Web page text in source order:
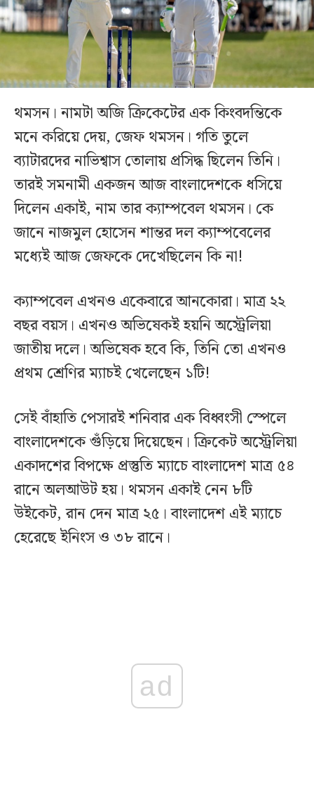
থমসন। নামটা অজি ক্রিকেটের এক কিংবদন্তিকে
মনে করিয়ে দেয়, জেফ থমসন। গতি তুলে
ব্যাটারদের নাভিশ্বাস তোলায় প্রসিদ্ধ ছিলেন তিনি।
তারই সমনামী একজন আজ বাংলাদেশকে ধসিয়ে
দিলেন একাই, নাম তার ক্যাম্পবেল থমসন। কে
জানে নাজমুল হোসেন শান্তর দল ক্যাম্পবেলের
মধ্যেই আজ জেফকে দেখেছিলেন কি না!
ক্যাম্পবেল এখনও একেবারে আনকোরা। মাত্র ২২
বছর বয়স। এখনও অভিষেকই হয়নি অস্ট্রেলিয়া
জাতীয় দলে। অভিষেক হবে কি, তিনি তো এখনও
প্রথম শ্রেণির ম্যাচই খেলেছেন ১টি!
সেই বাঁহাতি পেসারই শনিবার এক বিধ্বংসী স্পেলে
বাংলাদেশকে গুঁড়িয়ে দিয়েছেন। ক্রিকেট অস্ট্রেলিয়া
একাদশের বিপক্ষে প্রস্তুতি ম্যাচে বাংলাদেশ মাত্র ৫৪
রানে অলআউট হয়। থমসন একাই নেন ৮টি
উইকেট, রান দেন মাত্র ২৫। বাংলাদেশ এই ম্যাচে
হেরেছে ইনিংস ও ৩৮ রানে।
ad